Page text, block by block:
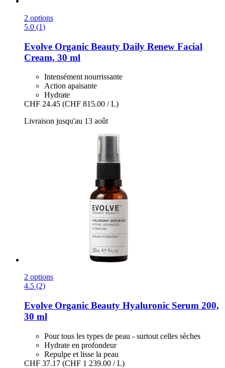
2 options
5.0 (1)
Evolve Organic Beauty Daily Renew Facial
Cream, 30 ml
Intensément nourrissante
Action apaisante
Hydrate
CHF 24.45 (CHF 815.00 / L)
Livraison jusqu'au 13 août
2 options
4.5 (2)
Evolve Organic Beauty Hyaluronic Serum 200,
30 ml
Pour tous les types de peau - surtout celles sèches
Hydrate en profondeur
Repulpe et lisse la peau
CHF 37.17 (CHF 1 239.00 / L)